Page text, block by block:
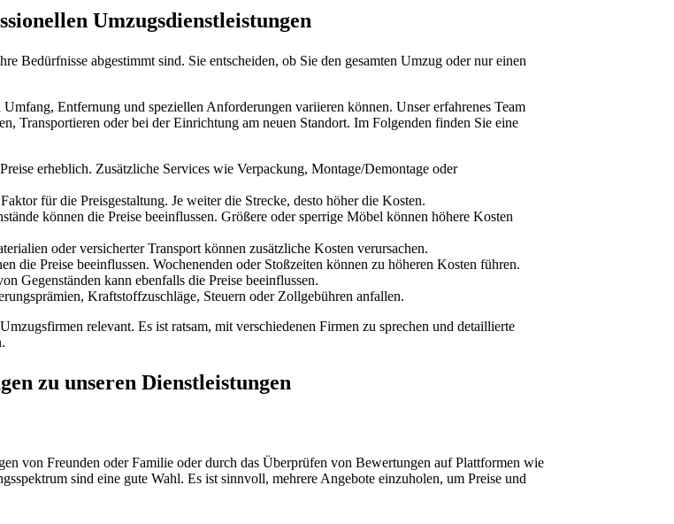
Umzugsdienstleistungen
Bedürfnisse abgestimmt sind. Sie entscheiden, ob Sie den gesamten Umzug oder nur einen
Entfernung und speziellen Anforderungen variieren können. Unser erfahrenes Team
Transportieren oder bei der Einrichtung am neuen Standort. Im Folgenden finden Sie eine
erheblich. Zusätzliche Services wie Verpackung, Montage/Demontage oder
für die Preisgestaltung. Je weiter die Strecke, desto höher die Kosten.
können die Preise beeinflussen. Größere oder sperrige Möbel können höhere Kosten
oder versicherter Transport können zusätzliche Kosten verursachen.
die Preise beeinflussen. Wochenenden oder Stoßzeiten können zu höheren Kosten führen.
Gegenständen kann ebenfalls die Preise beeinflussen.
Kraftstoffzuschläge, Steuern oder Zollgebühren anfallen.
relevant. Es ist ratsam, mit verschiedenen Firmen zu sprechen und detaillierte
zu unseren Dienstleistungen
von Freunden oder Familie oder durch das Überprüfen von Bewertungen auf Plattformen wie
sind eine gute Wahl. Es ist sinnvoll, mehrere Angebote einzuholen, um Preise und